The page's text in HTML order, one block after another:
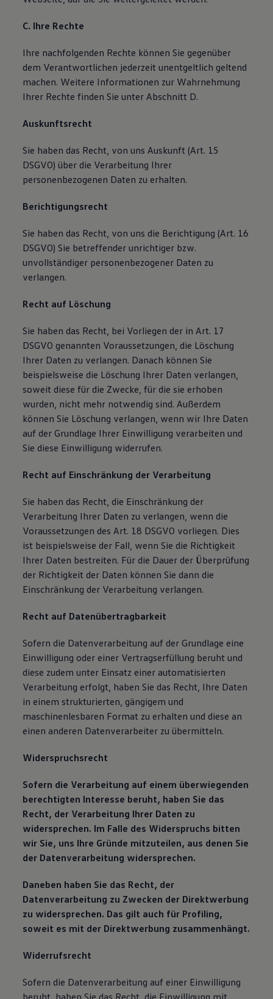
C. Ihre Rechte
Ihre nachfolgenden Rechte können Sie gegenüber
dem Verantwortlichen jederzeit unentgeltlich geltend
machen. Weitere Informationen zur Wahrnehmung
Ihrer Rechte finden Sie unter Abschnitt D.
Auskunftsrecht
Sie haben das Recht, von uns Auskunft (Art. 15
DSGVO) über die Verarbeitung Ihrer
personenbezogenen Daten zu erhalten.
Berichtigungsrecht
Sie haben das Recht, von uns die Berichtigung (Art. 16
DSGVO) Sie betreffender unrichtiger bzw.
unvollständiger personenbezogener Daten zu
verlangen.
Recht auf Löschung
Sie haben das Recht, bei Vorliegen der in Art. 17
DSGVO genannten Voraussetzungen, die Löschung
Ihrer Daten zu verlangen. Danach können Sie
beispielsweise die Löschung Ihrer Daten verlangen,
soweit diese für die Zwecke, für die sie erhoben
wurden, nicht mehr notwendig sind. Außerdem
können Sie Löschung verlangen, wenn wir Ihre Daten
auf der Grundlage Ihrer Einwilligung verarbeiten und
Sie diese Einwilligung widerrufen.
Recht auf Einschränkung der Verarbeitung
Sie haben das Recht, die Einschränkung der
Verarbeitung Ihrer Daten zu verlangen, wenn die
Voraussetzungen des Art. 18 DSGVO vorliegen. Dies
ist beispielsweise der Fall, wenn Sie die Richtigkeit
Ihrer Daten bestreiten. Für die Dauer der Überprüfung
der Richtigkeit der Daten können Sie dann die
Einschränkung der Verarbeitung verlangen.
Recht auf Datenübertragbarkeit
Sofern die Datenverarbeitung auf der Grundlage eine
Einwilligung oder einer Vertragserfüllung beruht und
diese zudem unter Einsatz einer automatisierten
Verarbeitung erfolgt, haben Sie das Recht, Ihre Daten
in einem strukturierten, gängigem und
maschinenlesbaren Format zu erhalten und diese an
einen anderen Datenverarbeiter zu übermitteln.
Widerspruchsrecht
Sofern die Verarbeitung auf einem überwiegenden
berechtigten Interesse beruht, haben Sie das
Recht, der Verarbeitung Ihrer Daten zu
widersprechen. Im Falle des Widerspruchs bitten
wir Sie, uns Ihre Gründe mitzuteilen, aus denen Sie
der Datenverarbeitung widersprechen.
Daneben haben Sie das Recht, der
Datenverarbeitung zu Zwecken der Direktwerbung
zu widersprechen. Das gilt auch für Profiling,
soweit es mit der Direktwerbung zusammenhängt.
Widerrufsrecht
Sofern die Datenverarbeitung auf einer Einwilligung
beruht, haben Sie das Recht, die Einwilligung mit